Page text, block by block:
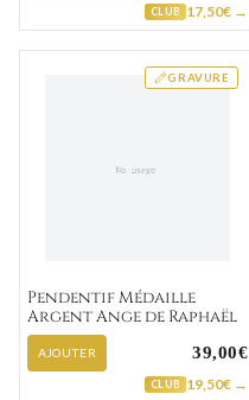
CLUB 17,50€ →
GRAVURE
Pendentif Médaille
Argent Ange de Raphaël
AJOUTER 39,00€
CLUB 19,50€ →